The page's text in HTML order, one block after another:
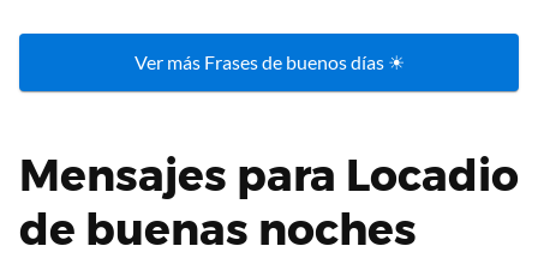
Ver más Frases de buenos días ☀
Mensajes para Locadio
de buenas noches